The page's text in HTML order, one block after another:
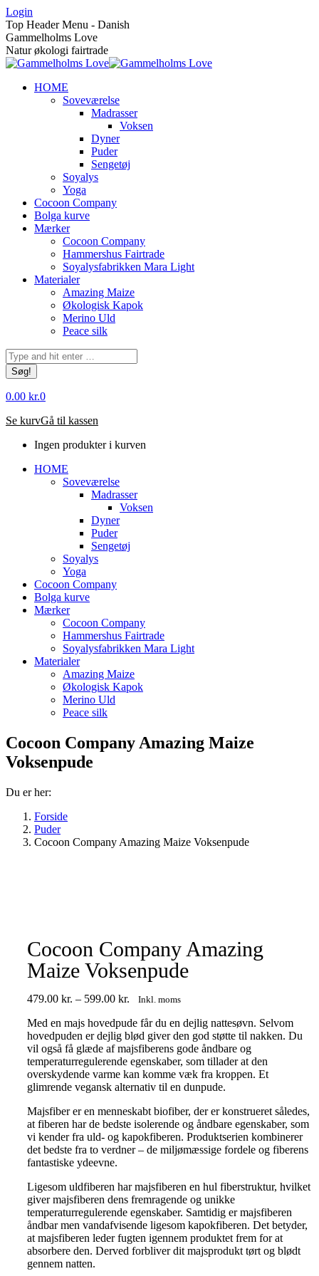
Skip
to
content
Login
Top Header Menu - Danish
Gammelholms Love
Natur økologi fairtrade
HOME
Soveværelse
Madrasser
Voksen
Dyner
Puder
Sengetøj
Soyalys
Yoga
Cocoon Company
Bolga kurve
Mærker
Cocoon Company
Hammershus Fairtrade
Soyalysfabrikken Mara Light
Materialer
Amazing Maize
Økologisk Kapok
Merino Uld
Peace silk
Søg:
0.00 kr.0
Se kurvGå til kassen
Ingen produkter i kurven
HOME
Soveværelse
Madrasser
Voksen
Dyner
Puder
Sengetøj
Soyalys
Yoga
Cocoon Company
Bolga kurve
Mærker
Cocoon Company
Hammershus Fairtrade
Soyalysfabrikken Mara Light
Materialer
Amazing Maize
Økologisk Kapok
Merino Uld
Peace silk
Cocoon Company Amazing Maize
Voksenpude
Du er her:
Forside
Puder
Cocoon Company Amazing Maize Voksenpude
Cocoon Company Amazing
Maize Voksenpude
479.00 kr. – 599.00 kr. Prisinterval:
til
599.00 kr.
Inkl. moms
Med en majs hovedpude får du en dejlig nattesøvn. Selvom
hovedpuden er dejlig blød giver den god støtte til nakken. Du
vil også få glæde af majsfiberens gode åndbare og
temperaturregulerende egenskaber, som tillader at den
overskydende varme kan komme væk fra kroppen. Et
glimrende vegansk alternativ til en dunpude.
Majsfiber er en menneskabt biofiber, der er konstrueret således,
at fiberen har de bedste isolerende og åndbare egenskaber, som
vi kender fra uld- og kapokfiberen. Produktserien kombinerer
det bedste fra to verdner – de miljømæssige fordele og fiberens
fantastiske ydeevne.
Ligesom uldfiberen har majsfiberen en hul fiberstruktur, hvilket
giver majsfiberen dens fremragende og unikke
temperaturregulerende egenskaber. Samtidig er majsfiberen
åndbar men vandafvisende ligesom kapokfiberen. Det betyder,
at majsfiberen leder fugten igennem produktet frem for at
absorbere den. Derved forbliver dit majsprodukt tørt og blødt
gennem natten.